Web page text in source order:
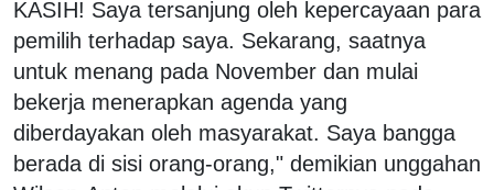
KASIH! Saya tersanjung oleh kepercayaan para
pemilih terhadap saya. Sekarang, saatnya
untuk menang pada November dan mulai
bekerja menerapkan agenda yang
diberdayakan oleh masyarakat. Saya bangga
berada di sisi orang-orang," demikian unggahan